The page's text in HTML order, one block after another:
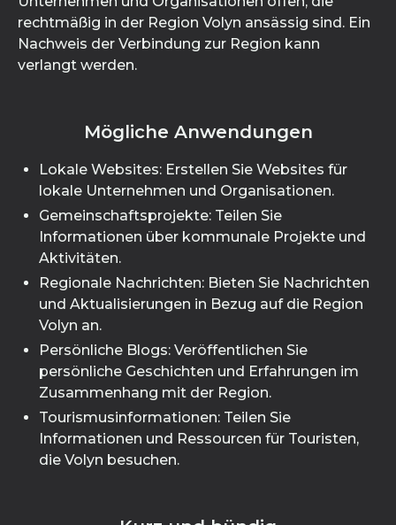
rechtmäßig in der Region Volyn ansässig sind. Ein
Nachweis der Verbindung zur Region kann
verlangt werden.
Mögliche Anwendungen
Lokale Websites: Erstellen Sie Websites für
lokale Unternehmen und Organisationen.
Gemeinschaftsprojekte: Teilen Sie
Informationen über kommunale Projekte und
Aktivitäten.
Regionale Nachrichten: Bieten Sie Nachrichten
und Aktualisierungen in Bezug auf die Region
Volyn an.
Persönliche Blogs: Veröffentlichen Sie
persönliche Geschichten und Erfahrungen im
Zusammenhang mit der Region.
Tourismusinformationen: Teilen Sie
Informationen und Ressourcen für Touristen,
die Volyn besuchen.